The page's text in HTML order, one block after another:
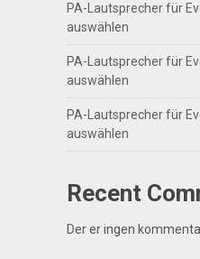
PA-Lautsprecher für
auswählen
PA-Lautsprecher für
auswählen
PA-Lautsprecher für
auswählen
Recent
Der er ingen